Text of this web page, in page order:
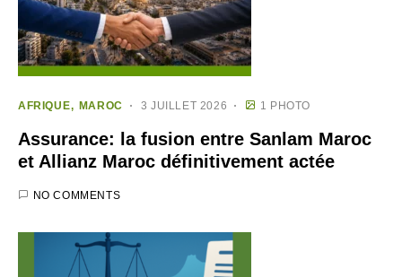
AFRIQUE MAROC 3 JUILLET 2026 1 PHOTO
Assurance: la fusion entre Sanlam Maroc
et Allianz Maroc définitivement actée
NO COMMENTS